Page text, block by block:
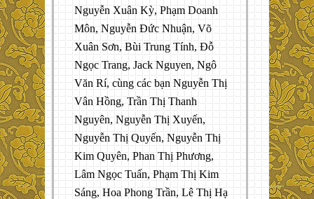
Nguyễn Xuân Kỳ, Phạm Doanh
Môn, Nguyễn Đức Nhuận, Võ
Xuân Sơn, Bùi Trung Tính, Đỗ
Ngọc Trang, Jack Nguyen, Ngô
Văn Rí, cùng các bạn Nguyễn Thị
Vân Hồng, Trần Thị Thanh
Nguyên, Nguyễn Thị Xuyến,
Nguyễn Thị Quyến, Nguyễn Thị
Kim Quyên, Phan Thị Phương,
Lâm Ngọc Tuấn, Phạm Thị Kim
Sáng, Hoa Phong Trần, Lê Thị Hạ